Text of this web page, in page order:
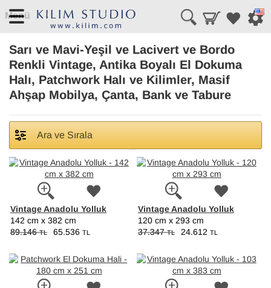
Menü
Sarı ve Mavi-Yeşil ve Lacivert ve Bordo
Renkli Vintage, Antika Boyalı El Dokuma
Halı, Patchwork Halı ve Kilimler, Masif
Ahşap Mobilya, Çanta, Bank ve Tabure
Ara ve Sırala
Vintage Anadolu Yolluk
142 cm x 382 cm
89.146TL 65.536 TL
Vintage Anadolu Yolluk
120 cm x 293 cm
37.347TL 24.612 TL